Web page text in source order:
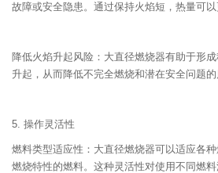
故障或安全隐患。通过保持火焰短，热量可以
降低火焰升起风险：大直径燃烧器有助于形
升起，从而降低不完全燃烧和潜在安全问题的
5. 操作灵活性
燃料类型适应性：大直径燃烧器可以适应各
燃烧特性的燃料。这种灵活性对使用不同燃料